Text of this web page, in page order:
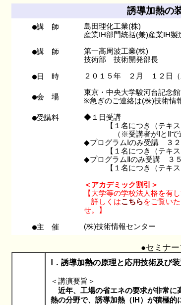
誘導加熱の
●講 師
島田理化工業(株)
産業IH部門統括(兼)産業IH製
●講 師
第一高周波工業(株)
技術部 技術開発部長
●日 時 ２０１５年 ２月 １２日
●会 場 東京・中央大学駿河台記
※急ぎのご連絡は(株)技術情
●受講料
◆１日受講 ４９
【１名につき（テキスト
（※受講者がⅠとⅡで違
◆プログラムⅠのみ受講 ３２
【１名につき（テキスト
◆プログラムⅡのみ受講 ３
【１名につき（テキスト
＜アカデミック割引＞
【大学等の学校法人格を有
詳しくはこちらをご覧い
せ。】
●主 催 (株)技術情報センター
●セミナ
Ⅰ．誘導加熱の原理と応用技術及び
＜講演要旨＞
近年、工場の省エネの要求が非常に
熱の分野で、誘導加熱（IH）が積極